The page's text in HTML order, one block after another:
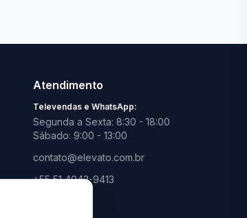
Atendimento
Televendas e WhatsApp:
Segunda a Sexta: 8:30 - 18:00
Sábado: 9:00 - 13:00
contato@elevato.com.br
+55 51 4042-9413